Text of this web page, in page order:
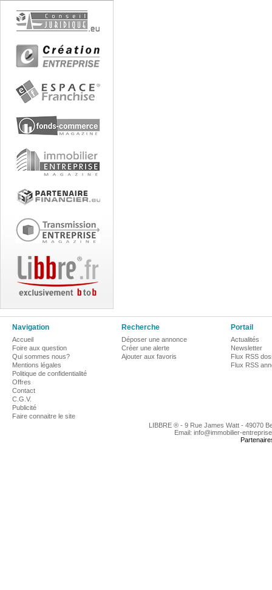
Navigation
Accueil
Foire aux question
Qui sommes nous?
Mentions légales
Politique de confidentialité
Offres
Contact
C.G.V.
Publicité
Faire connaitre le site
Recherche
Déposer une annonce
Créer une alerte
Ajouter aux favoris
Portail
Actualités
Newsletter
Flux RSS
Flux RSS
LIBBRE ® - 9 Rue James Watt - 49070
Email: info@immobilier-